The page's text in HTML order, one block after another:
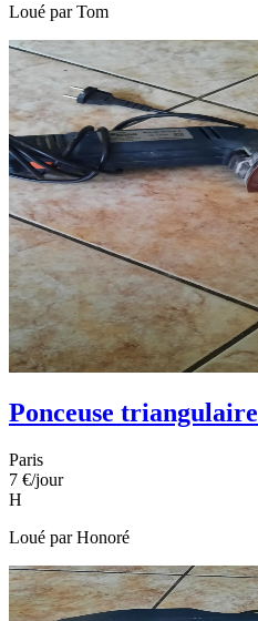
Loué parTom
Ponceuse
Paris
7 €/jour
H
Loué parHonoré